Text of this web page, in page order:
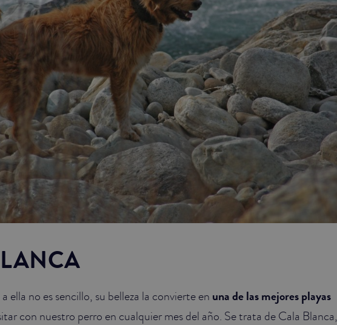
ella no es sencillo, su belleza la convierte en una de las mejores playas
con nuestro perro en cualquier mes del año. Se trata de Cala Blanca,